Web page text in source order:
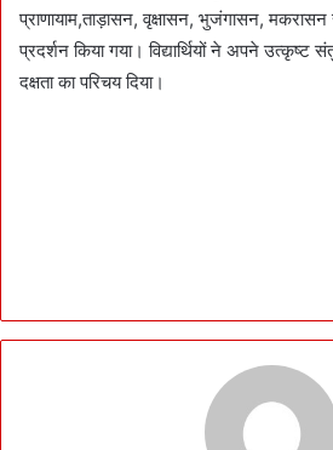
प्राणायाम,ताड़ासन, वृक्षासन, भुजंगासन, मकरासन
प्रदर्शन किया गया। विद्यार्थियों ने अपने उत्कृष्ट
दक्षता का परिचय दिया।